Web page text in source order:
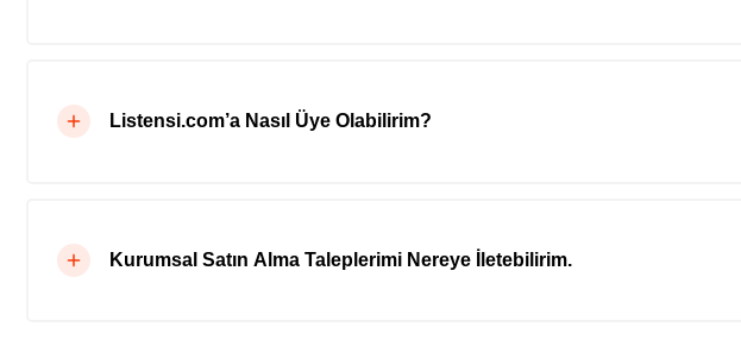
Listensi.com’a Nasıl Üye Olabilirim?
Kurumsal Satın Alma Taleplerimi Nereye İletebilirim.